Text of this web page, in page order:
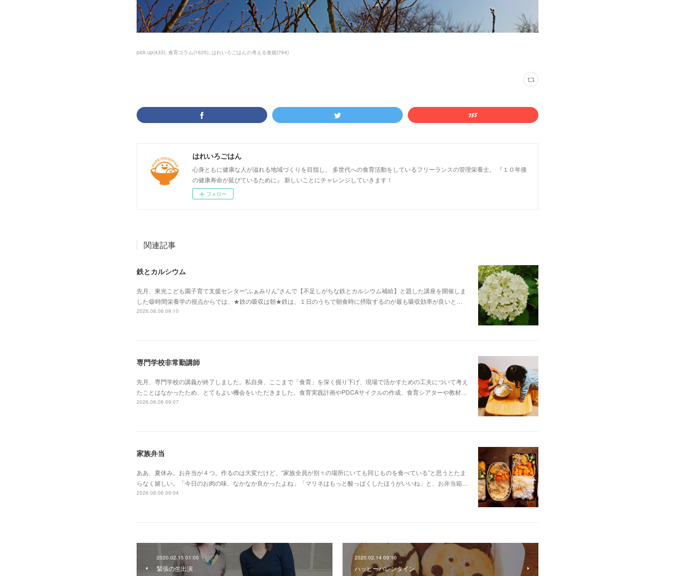
pick up(433) 食育コラム(1625) はれいろごはんの考える食能(764)
はれいろごはん
心身ともに健康な人が溢れる地域づくりを目指し、 多世代への食育活動をしているフリーランスの管理栄養士。 『１０年後
の健康寿命が延びているために』 新しいことにチャレンジしていきます！
フォロー
関連記事
鉄とカルシウム
先月、東光こども園子育て支援センター“ふぁみりん”さんで【不足しがちな鉄とカルシウム補給】と題した講座を開催しま
した😄時間栄養学の視点からでは、★鉄の吸収は朝★​鉄は、１日のうちで朝食時に摂取するのが最も吸収効率が良いと…
2026.08.06 09:10
専門学校非常勤講師
先月、専門学校の講義が終了しました。私自身、ここまで「食育」を深く掘り下げ、現場で活かすための工夫について考え
たことはなかったため、とてもよい機会をいただきました。食育実践計画やPDCAサイクルの作成、食育シアターや教材…
2026.08.06 09:07
家族弁当
ああ、夏休み。お弁当が４つ。作るのは大変だけど、“家族全員が別々の場所にいても同じものを食べている”と思うとたま
らなく嬉しい。「今日のお肉の味、なかなか良かったよね」「マリネはもっと酸っぱくしたほうがいいね」と、お弁当箱…
2026.08.06 09:04
2020.02.15 01:05
緊張の生出演
2020.02.14 09:10
ハッピーバレンタイン